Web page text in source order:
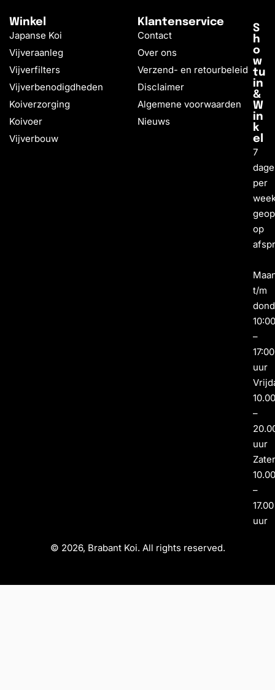
Winkel
Japanse Koi
Vijveraanleg
Vijverfilters
Vijverbenodigdheden
Koiverzorging
Koivoer
Vijverbouw
Klantenservice
Contact
Over ons
Verzend- en retourbeleid
Disclaimer
Algemene voorwaarden
Nieuws
S
h
o
w
tu
in
&
W
in
k
el
7
per
op
t/m
–
17:00
uur
–
uur
–
17.00
uur
© 2026, Brabant Koi. All rights reserved.